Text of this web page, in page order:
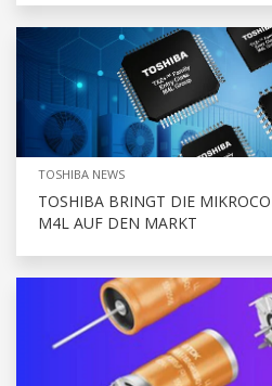
TOSHIBA NEWS
TOSHIBA BRINGT DIE
M4L AUF DEN MARKT